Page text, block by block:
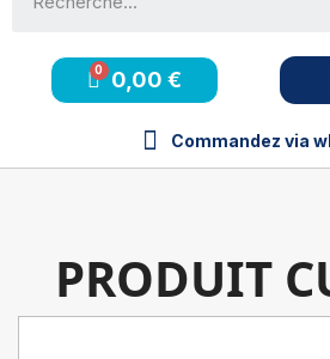
0,00 €
Commandez via
PRODUIT